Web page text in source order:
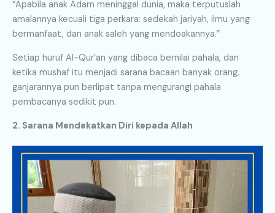
“Apabila anak Adam meninggal dunia, maka terputuslah
amalannya kecuali tiga perkara: sedekah jariyah, ilmu yang
bermanfaat, dan anak saleh yang mendoakannya.”
Setiap huruf Al-Qur’an yang dibaca bernilai pahala, dan
ketika mushaf itu menjadi sarana bacaan banyak orang,
ganjarannya pun berlipat tanpa mengurangi pahala
pembacanya sedikit pun.
2. Sarana Mendekatkan Diri kepada Allah